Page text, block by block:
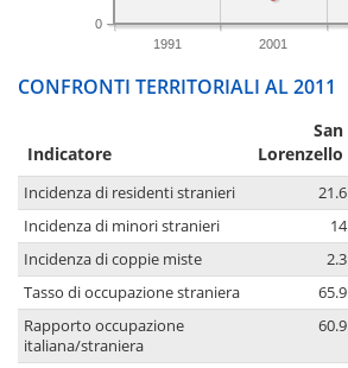
1991 2001
0
CONFRONTI TERRITORIALI AL 2011
Indicatore
San
Lorenzello
Incidenza di residenti stranieri 21.6
Incidenza di minori stranieri
14
Incidenza di coppie miste
2.3
Tasso di occupazione straniera
65.9
Rapporto occupazione
italiana/straniera
60.9